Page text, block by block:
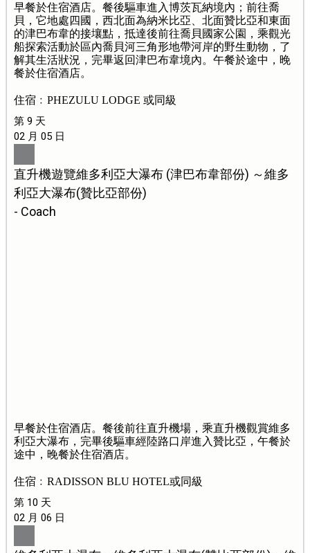
早餐於住宿酒店。餐後驅車進入博茨瓦納境內；前往喬
貝，它地處四國，西北面為納米比亞、北面贊比亞和東面
的津巴布韋的接壤點，抵達後前往喬貝國家公園，乘觀光
船探索活動於區內喬貝河三角形地帶河岸的野生動物，了
解其生活狀況，完畢返回津巴布韋境內。午餐於途中，晚
餐於住宿酒店。
住宿﹕PHEZULU LODGE 或同級
第 9 天
02 月 05 日
直升機遊覽維多利亞大瀑布 (津巴布韋部份) ～維多
利亞大瀑布(贊比亞部份)
- Coach
早餐於住宿酒店。餐後前往直升機場，乘直升機觀賞維多
利亞大瀑布，完畢後驅車經陸路口岸進入贊比亞，午餐於
途中，晚餐於住宿酒店。
住宿﹕RADISSON BLU HOTEL或同級
第 10 天
02 月 06 日